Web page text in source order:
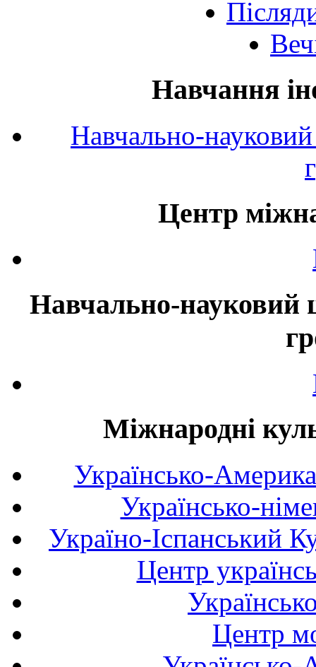
Навчання
Навчально-
Центр
Навчально-науковий
Міжнародні
Українсько-
Українсько-
Україно-Іспанський
Центр
Центр